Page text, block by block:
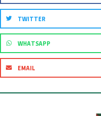
TWITTER
WHATSAPP
EMAIL